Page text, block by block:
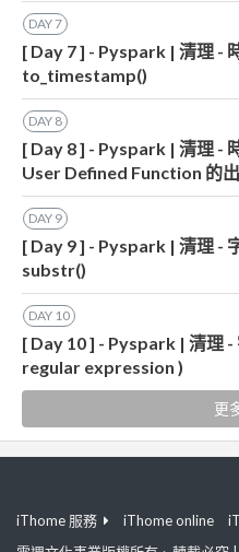
DAY7
[ Day 7 ] - Pyspark | 清理 -
to_timestamp()
DAY 8
[ Day 8 ] - Pyspark | 清理 -
User Defined Function 的
DAY 9
[ Day 9 ] - Pyspark | 清理 -
substr()
DAY 10
[ Day 10 ] - Pyspark | 清理
regular expression )
更
iThome 服務 iThome online